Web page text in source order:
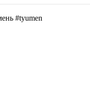
#tyumen